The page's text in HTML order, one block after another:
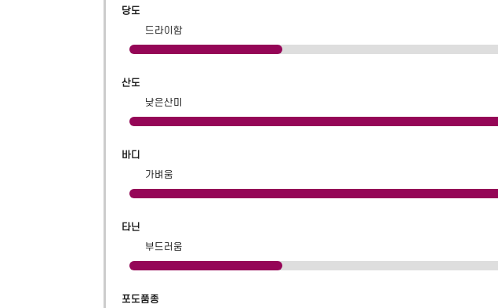
당도
드라이함
산도
낮은산미
바디
가벼움
타닌
부드러움
포도품종